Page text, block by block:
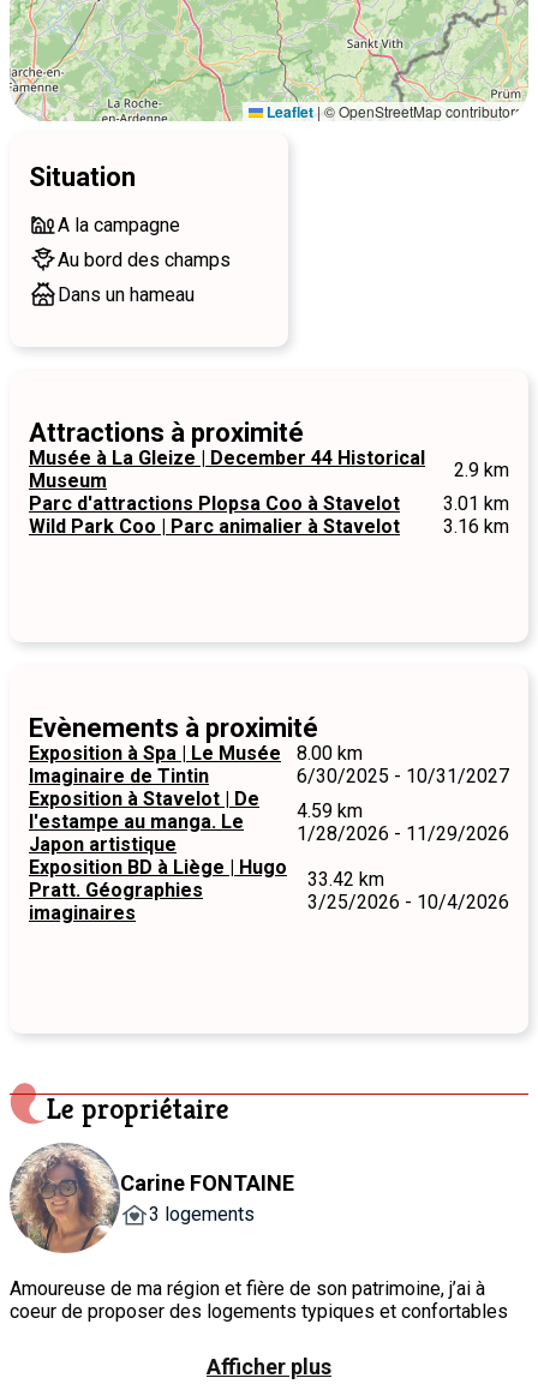
Leaflet | © OpenStreetMap contributors
Situation
A la campagne
Au bord des champs
Dans un hameau
Attractions à proximité
Musée à La Gleize | December 44 Historical
Museum
2.9 km
Parc d'attractions Plopsa Coo à Stavelot
3.01 km
Wild Park Coo | Parc animalier à Stavelot
3.16 km
Evènements à proximité
Exposition à Spa | Le Musée
Imaginaire de Tintin
8.00 km
6/30/2025 - 10/31/2027
Exposition à Stavelot | De
l'estampe au manga. Le
Japon artistique
4.59 km
1/28/2026 - 11/29/2026
Exposition BD à Liège | Hugo
Pratt. Géographies
imaginaires
33.42 km
3/25/2026 - 10/4/2026
Le propriétaire
Carine FONTAINE
3 logements
Amoureuse de ma région et fière de son patrimoine, j’ai à
coeur de proposer des logements typiques et confortables
grands centres touristiques tels que Coo, Spa,
Afficher plus